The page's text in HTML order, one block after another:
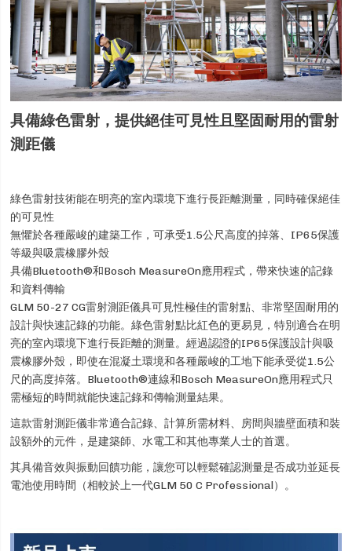
具備綠色雷射，提供絕佳可見性且堅固耐用的雷射
測距儀
綠色雷射技術能在明亮的室內環境下進行長距離測量，同時確保絕佳
的可見性
無懼於各種嚴峻的建築工作，可承受1.5公尺高度的掉落、IP65保護
等級與吸震橡膠外殼
具備Bluetooth®和Bosch MeasureOn應用程式，帶來快速的記錄
和資料傳輸
GLM 50-27 CG雷射測距儀具可見性極佳的雷射點、非常堅固耐用的
設計與快速記錄的功能。綠色雷射點比紅色的更易見，特別適合在明
亮的室內環境下進行長距離的測量。經過認證的IP65保護設計與吸
震橡膠外殼，即使在混凝土環境和各種嚴峻的工地下能承受從1.5公
尺的高度掉落。Bluetooth®連線和Bosch MeasureOn應用程式只
需極短的時間就能快速記錄和傳輸測量結果。
這款雷射測距儀非常適合記錄、計算所需材料、房間與牆壁面積和裝
設額外的元件，是建築師、水電工和其他專業人士的首選。
其具備音效與振動回饋功能，讓您可以輕鬆確認測量是否成功並延長
電池使用時間（相較於上一代GLM 50 C Professional）。